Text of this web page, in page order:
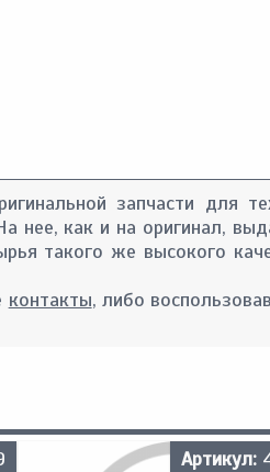
запчасти для
нее, как и на оригинал,
такого же высокого
контакты, либо
Артикул: